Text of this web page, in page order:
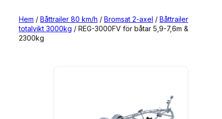
Hem / Båttrailer 80 km/h / Bromsat 2-axel / Båttrailer
totalvikt 3000kg / REG-3000FV för båtar 5,9-7,6m &
2300kg